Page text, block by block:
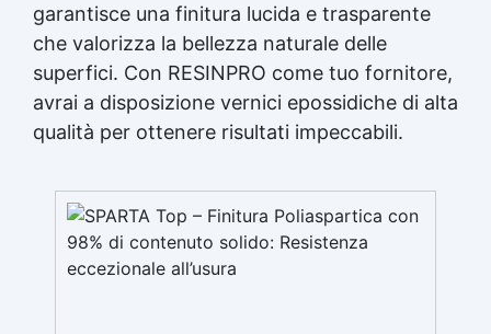
garantisce una finitura lucida e trasparente
che valorizza la bellezza naturale delle
superfici. Con RESINPRO come tuo fornitore,
avrai a disposizione vernici epossidiche di alta
qualità per ottenere risultati impeccabili.